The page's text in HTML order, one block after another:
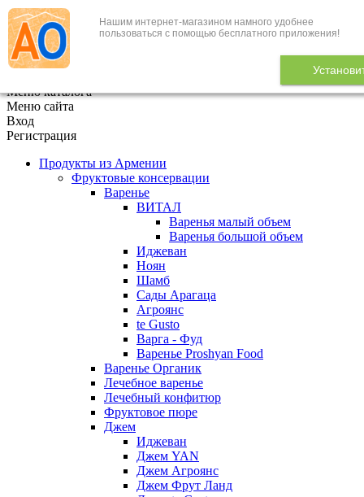
Нашим интернет-магазином намного удобнее
пользоваться с помощью бесплатного приложения!
+7 (495) 646-888-1
В корзине 0
Меню каталога
Меню сайта
Вход
Регистрация
Продукты из Армении
Фруктовые консервации
Варенье
ВИТАЛ
Варенья малый объем
Варенья большой объем
Иджеван
Ноян
Шамб
Сады Арагаца
Агроянс
te Gusto
Варга - Фуд
Варенье Proshyan Food
Варенье Органик
Лечебное варенье
Лечебный конфитюр
Фруктовое пюре
Джем
Иджеван
Джем YAN
Джем Агроянс
Джем Фрут Ланд